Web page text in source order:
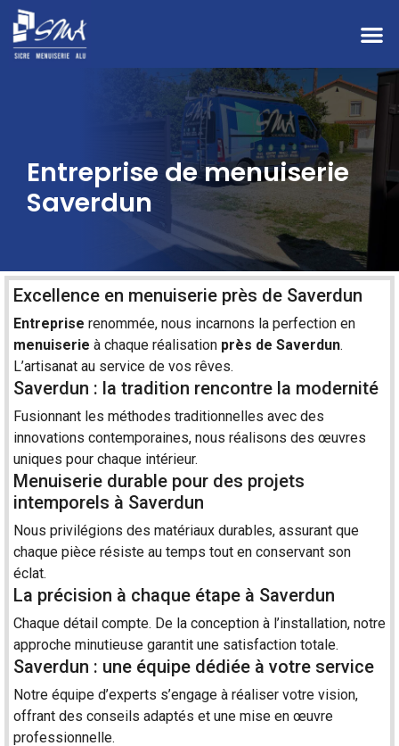
Entreprise de menuiserie
Saverdun
Excellence en menuiserie près de Saverdun
Entreprise renommée, nous incarnons la perfection en
menuiserie à chaque réalisation près de Saverdun.
L’artisanat au service de vos rêves.
Saverdun : la tradition rencontre la modernité
Fusionnant les méthodes traditionnelles avec des
innovations contemporaines, nous réalisons des œuvres
uniques pour chaque intérieur.
Menuiserie durable pour des projets
intemporels à Saverdun
Nous privilégions des matériaux durables, assurant que
chaque pièce résiste au temps tout en conservant son
éclat.
La précision à chaque étape à Saverdun
Chaque détail compte. De la conception à l’installation, notre
approche minutieuse garantit une satisfaction totale.
Saverdun : une équipe dédiée à votre service
Notre équipe d’experts s’engage à réaliser votre vision,
offrant des conseils adaptés et une mise en œuvre
professionnelle.